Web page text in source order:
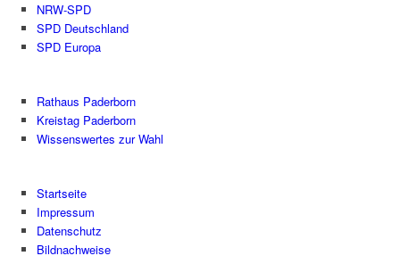
NRW-SPD
SPD Deutschland
SPD Europa
Rathaus Paderborn
Kreistag Paderborn
Wissenswertes zur Wahl
Startseite
Impressum
Datenschutz
Bildnachweise